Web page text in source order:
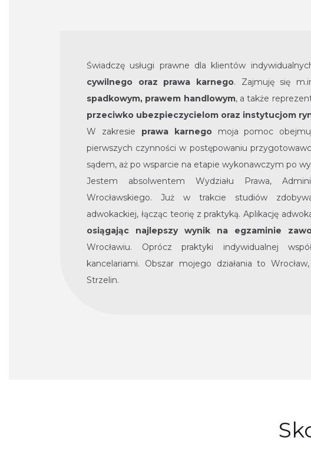
Świadczę usługi prawne dla klientów
cywilnego oraz prawa karnego. Zajmuję się
spadkowym, prawem handlowym, a także
przeciwko ubezpieczycielom oraz instytucjom
W zakresie prawa karnego moja pomoc
pierwszych czynności w postępowaniu
sądem, aż po wsparcie na etapie wykonawczym po
Jestem absolwentem Wydziału Prawa,
Wrocławskiego. Już w trakcie studiów
adwokackiej, łącząc teorię z praktyką. Aplikację
osiągając najlepszy wynik na egzaminie
Wrocławiu. Oprócz praktyki indywidualnej
kancelariami. Obszar mojego działania to
Strzelin.